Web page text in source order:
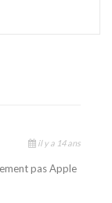
il y a 14 ans
pas Apple